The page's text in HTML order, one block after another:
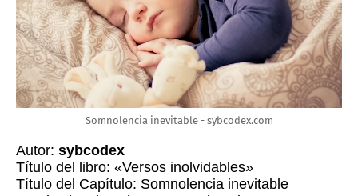
Somnolencia inevitable - sybcodex.com
Autor: sybcodex
Título del libro: «Versos inolvidables»
Título del Capítulo: Somnolencia inevitable